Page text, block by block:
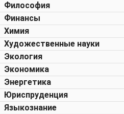
Философия
Финансы
Химия
Художественные науки
Экология
Экономика
Энергетика
Юриспруденция
Языкознание